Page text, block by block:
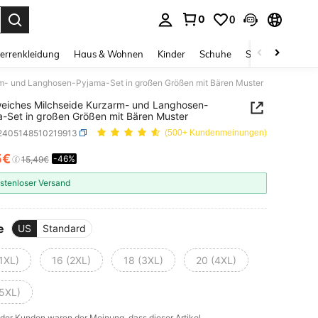
0 0
Haus & Wohnen Kinder Schuhe Schmuck &
und Langhosen-Pyjama-Set in großen Größen mit Bären Muster
Milchseide Kurzarm- und Langhosen-
Set in großen Größen mit Bären Muster
(500+ Kundenmeinungen)
AND AVAILABILITY
15,49€ -46%
Versand
US Standard
16 (2XL) 18 (3XL) 20 (4XL)